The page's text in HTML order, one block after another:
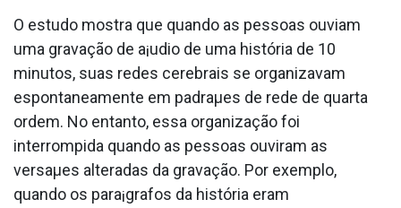
O estudo mostra que quando as pessoas ouviam
uma gravação de a¡udio de uma história de 10
minutos, suas redes cerebrais se organizavam
espontaneamente em padraµes de rede de quarta
ordem. No entanto, essa organização foi
interrompida quando as pessoas ouviram as
versaµes alteradas da gravação. Por exemplo,
quando os para¡grafos da história eram